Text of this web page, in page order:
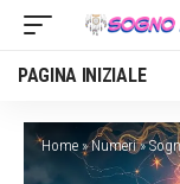
PAGINA INIZIALE
Home »Numeri»